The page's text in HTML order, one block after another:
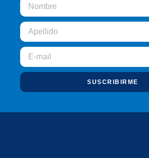
SUSCRIBIRME